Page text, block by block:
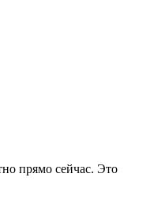
прямо сейчас. Это